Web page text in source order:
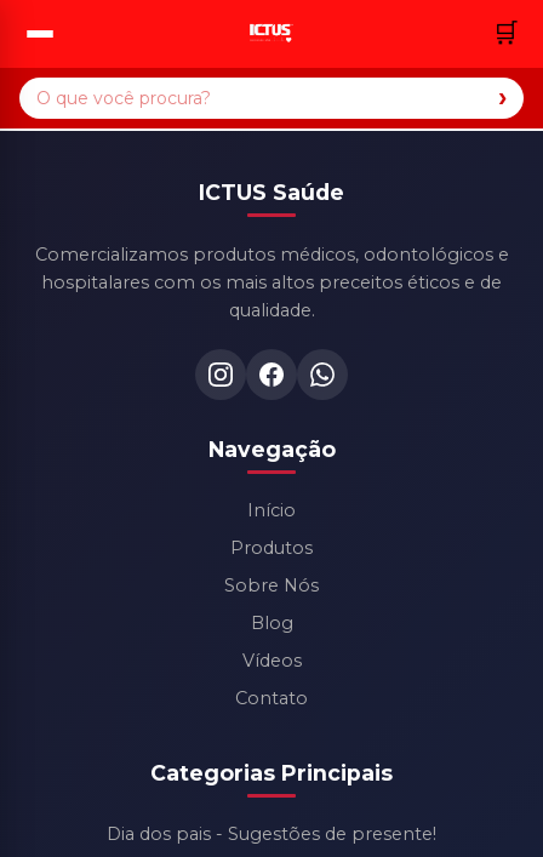
ICTUS Saúde
Comercializamos produtos médicos, odontológicos e
hospitalares com os mais altos preceitos éticos e de
qualidade.
Navegação
Início
Produtos
Sobre Nós
Blog
Vídeos
Contato
Categorias Principais
Dia dos pais - Sugestões de presente!
🛒
›